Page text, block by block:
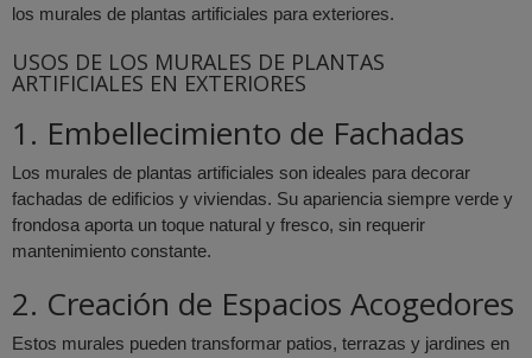
los murales de plantas artificiales para exteriores.
USOS DE LOS MURALES DE PLANTAS
ARTIFICIALES EN EXTERIORES
1. Embellecimiento de Fachadas
Los murales de plantas artificiales son ideales para decorar
fachadas de edificios y viviendas. Su apariencia siempre verde y
frondosa aporta un toque natural y fresco, sin requerir
mantenimiento constante.
2. Creación de Espacios Acogedores
Estos murales pueden transformar patios, terrazas y jardines en